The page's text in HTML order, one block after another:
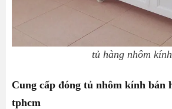
tủ hàng nhôm kính
Cung cấp đóng tủ nhôm kính bán hang uy tín số 1
tphcm